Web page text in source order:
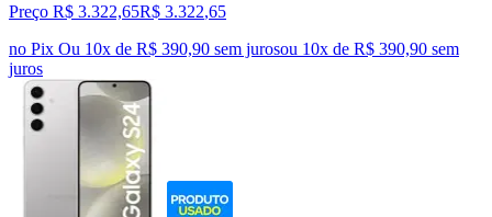
Preço R$ 3.322,65R$ 3.322,65
no Pix Ou 10x de R$ 390,90 sem jurosou 10x de R$ 390,90 sem
juros